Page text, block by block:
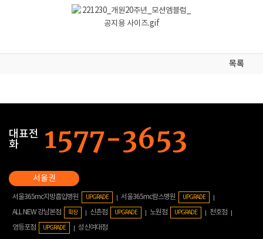
목록
대표전
화
서울365mc지방흡입병원 UPGRADE 서울365mc람스병원 UPGRADE
ALL NEW 강남본점 확장 신촌점 UPGRADE 노원점 UPGRADE
천호점
영등포점
UPGRADE 성신여대점